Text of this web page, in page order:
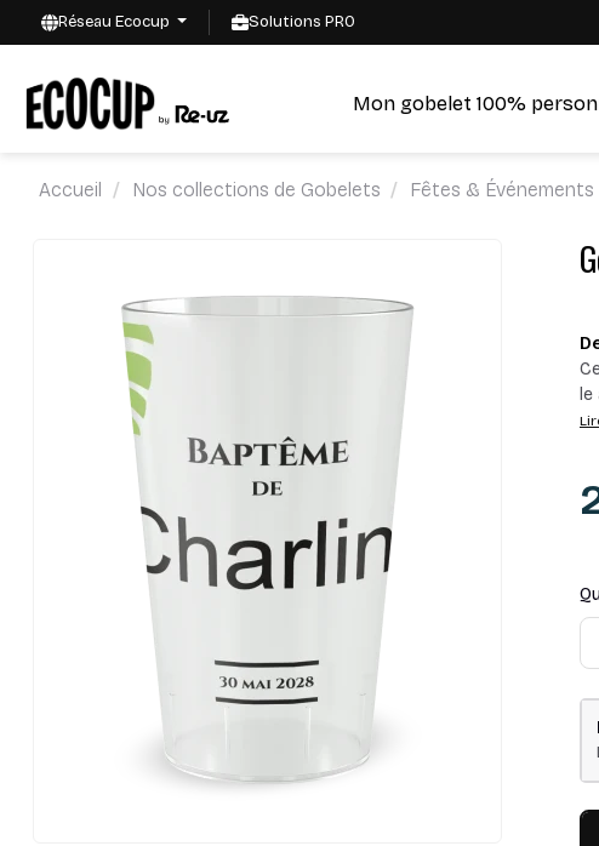
Réseau Ecocup Solutions PRO
Mon gobelet 100%
Accueil Nos collections de Gobelets Fêtes & Événements